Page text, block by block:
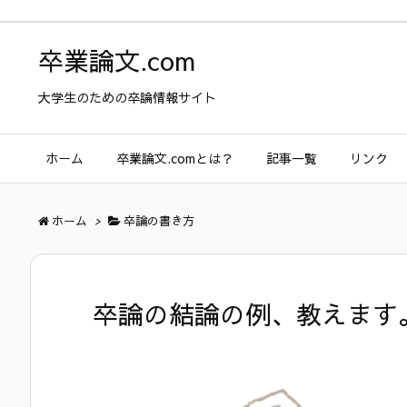
卒業論文.com
大学生のための卒論情報サイト
ホーム 卒業論文.comとは？ 記事一覧 リンク
ホーム > 卒論の書き方
卒論の結論の例、教えます